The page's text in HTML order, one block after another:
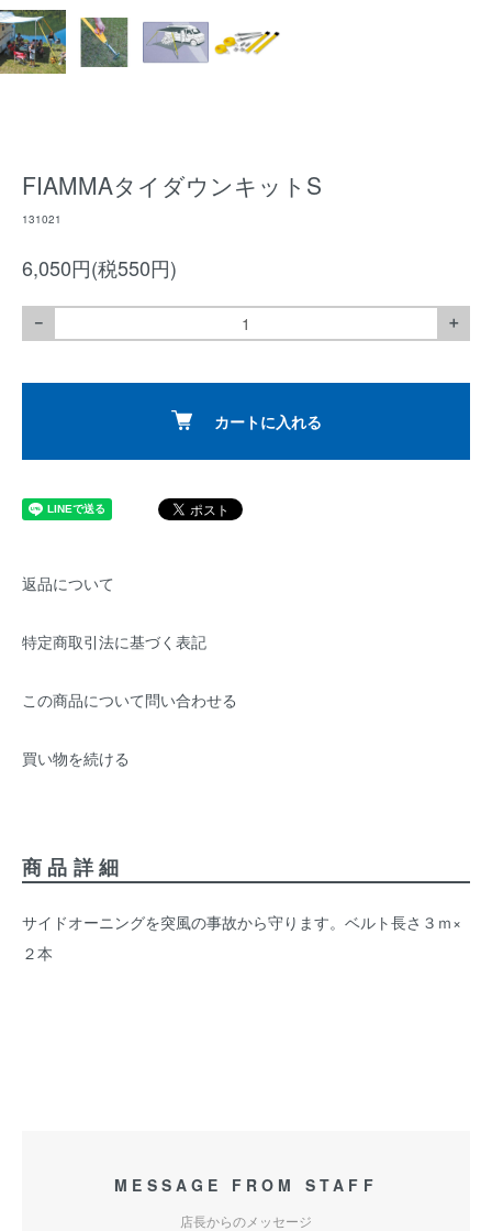
FIAMMAタイダウンキットS
131021
6,050円(税550円)
－ ＋
カートに入れる
返品について
特定商取引法に基づく表記
この商品について問い合わせる
買い物を続ける
商品詳細
サイドオーニングを突風の事故から守ります。ベルト長さ３ｍ×
２本
MESSAGE FROM STAFF
店長からのメッセージ